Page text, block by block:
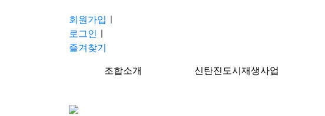
회원가입 ㅣ
로그인 ㅣ
즐겨찾기
조합소개
신탄진도시재생사업